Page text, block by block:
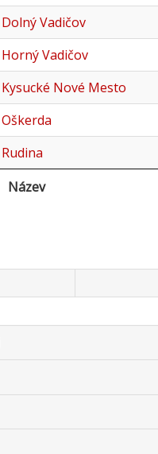
Dolný Vadičov
Horný Vadičov
Kysucké Nové Mesto
Oškerda
Rudina
Název